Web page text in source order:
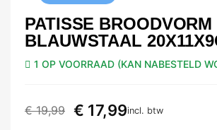
PATISSE BROODVORM
BLAUWSTAAL
1 OP VOORRAAD (KAN NABESTELD
€19,99 € 17,99incl. btw